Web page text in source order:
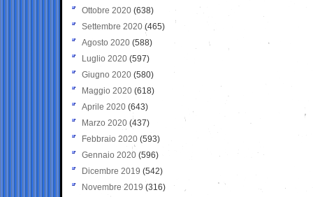
Ottobre 2020 (638)
Settembre 2020(465)
Agosto 2020 (588)
Luglio 2020 (597)
Giugno 2020 (580)
Maggio 2020 (618)
Aprile 2020 (643)
Marzo 2020 (437)
Febbraio 2020 (593)
Gennaio 2020 (596)
Dicembre 2019 (542)
Novembre 2019 (316)